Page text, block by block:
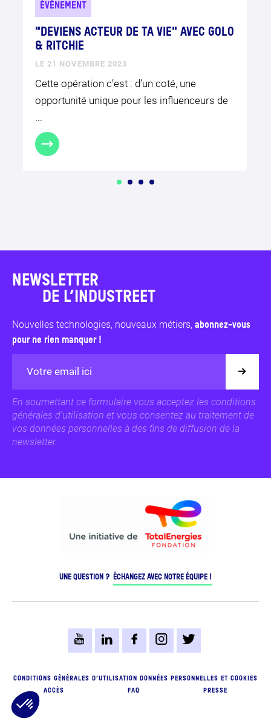
ÉVÉNEMENT
"DEVIENS ACTEUR DE TA VIE" AVEC GOLO
& RITCHIE
LE 21 NOVEMBRE 2023
Cette opération c’est : d’un coté, une
opportunité unique pour les influenceurs de
...
NEWSLETTER
DE L’INDUSTREET
Nouvelles technologies, nouveaux métiers, abonnez-vous
pour ne rien manquer !
En soumettant ce formulaire vous acceptez les conditions
générales d’utilisation et vous consentez au traitement de
vos données personnelles à des fins de diffusion de la
newsletter.
UNE QUESTION ? ÉCHANGEZ AVEC NOTRE ÉQUIPE !
CONDITIONS GÉNÉRALES D’UTILISATION
DONNÉES PERSONNELLES ET COOKIES
ACCÈS
FAQ PRESSE